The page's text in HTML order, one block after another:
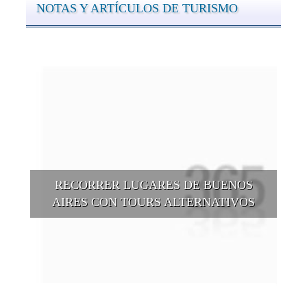
NOTAS Y ARTÍCULOS DE TURISMO
RECORRER LUGARES DE BUENOS
AIRES CON TOURS ALTERNATIVOS